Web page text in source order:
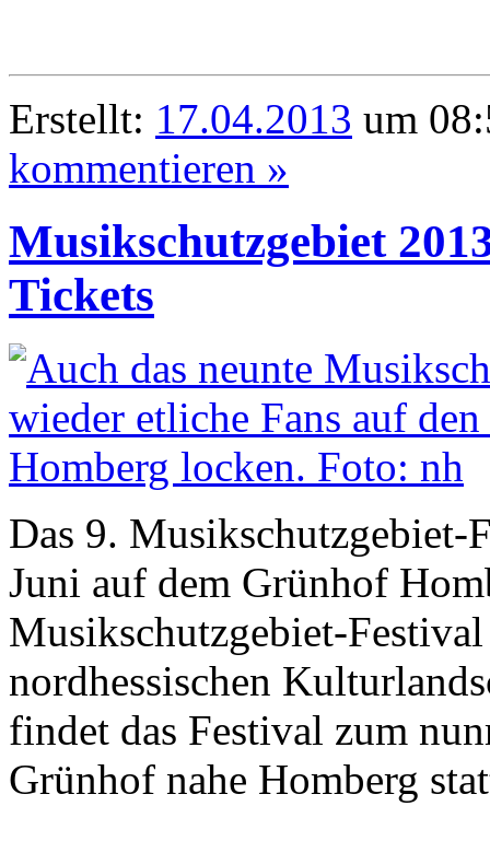
Erstellt: 17.04.2013 um
kommentieren »
Musikschutzgebiet
Tickets
Das 9.
Juni auf dem Grünhof
Musikschutzgebiet-
nordhessischen
findet das Festival zum
Grünhof nahe Homberg